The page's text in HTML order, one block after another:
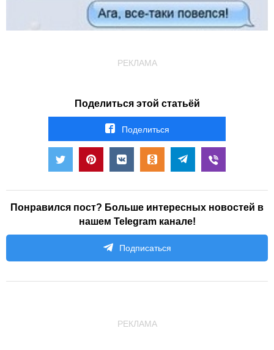
РЕКЛАМА
Поделиться этой статьёй
Поделиться
Понравился пост? Больше интересных новостей в
нашем Telegram канале!
Подписаться
РЕКЛАМА